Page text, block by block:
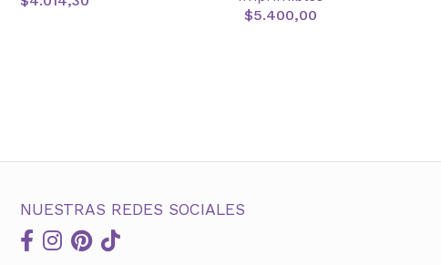
$5.400,00
NUESTRAS REDES SOCIALES